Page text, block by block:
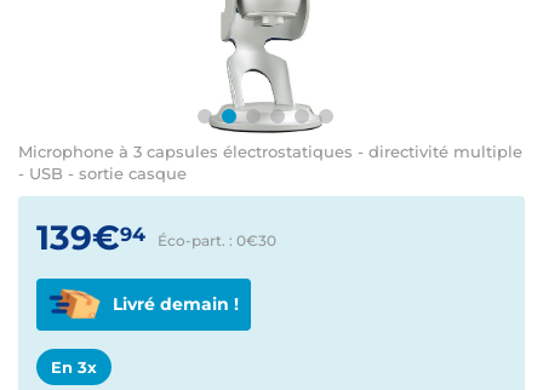
Microphone à 3 capsules électrostatiques - directivité multiple
- USB - sortie casque
139€94 Éco-part. : 0€30
Livré demain !
En 3x